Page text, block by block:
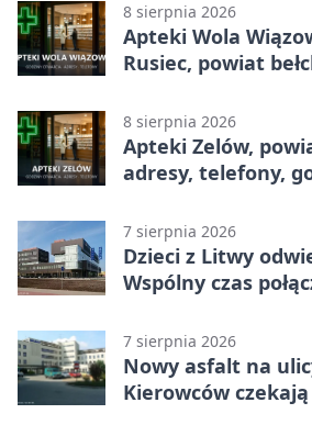
8 sierpnia 2026
Apteki Wola
Rusiec, powiat
8 sierpnia 2026
Apteki Zelów,
adresy, telefony,
7 sierpnia 2026
Dzieci z Litwy
Wspólny czas
7 sierpnia 2026
Nowy asfalt na
Kierowców